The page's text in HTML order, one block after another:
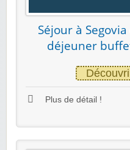
Séjour à
déjeuner
Plus de détail !